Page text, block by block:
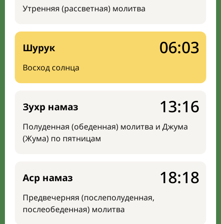
Утренняя (рассветная) молитва
Шурук
Восход солнца
06:03
Зухр намаз
Полуденная (обеденная) молитва и Джума
(Жума) по пятницам
13:16
Аср намаз
Предвечерняя (послеполуденная,
послеобеденная) молитва
18:18